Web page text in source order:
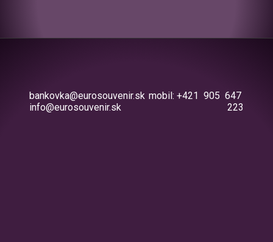
bankovka@eurosouvenir.sk
info@eurosouvenir.sk
mobil: +421 905 647
223